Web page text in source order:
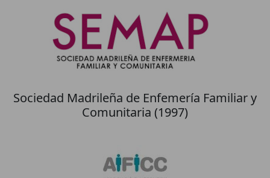
Sociedad Madrileña de Enfemería Familiar y
Comunitaria (1997)